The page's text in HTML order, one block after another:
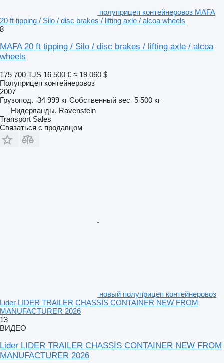
полуприцеп контейнеровоз MAFA
20 ft tipping / Silo / disc brakes / lifting axle / alcoa wheels
8
MAFA 20 ft tipping / Silo / disc brakes / lifting axle / alcoa
wheels
175 700 TJS 16 500 € ≈ 19 060 $
Полуприцеп контейнеровоз
2007
Грузопод. 34 999 кг Собственный вес 5 500 кг
Нидерланды, Ravenstein
Transport Sales
Связаться с продавцом
новый полуприцеп контейнеровоз
Lider LIDER TRAILER CHASSİS CONTAINER NEW FROM
MANUFACTURER 2026
13
ВИДЕО
Lider LIDER TRAILER CHASSİS CONTAINER NEW FROM
MANUFACTURER 2026